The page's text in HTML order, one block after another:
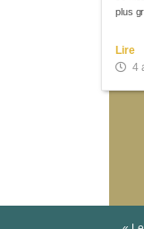
plus
Lire
4